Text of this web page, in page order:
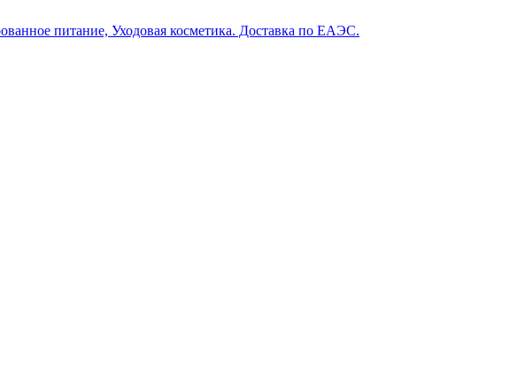
питание, Уходовая косметика. Доставка по ЕАЭС.